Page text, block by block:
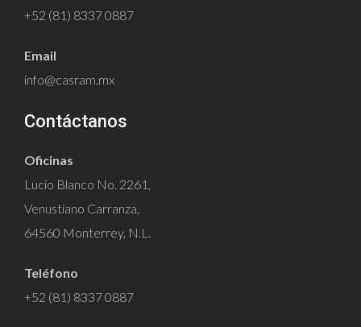
+52 (81) 8337 0887
Email
info@casram.mx
Contáctanos
Oficinas
Lucio Blanco No. 2261,
Venustiano Carranza,
64560 Monterrey, N.L.
Teléfono
+52 (81) 8337 0887